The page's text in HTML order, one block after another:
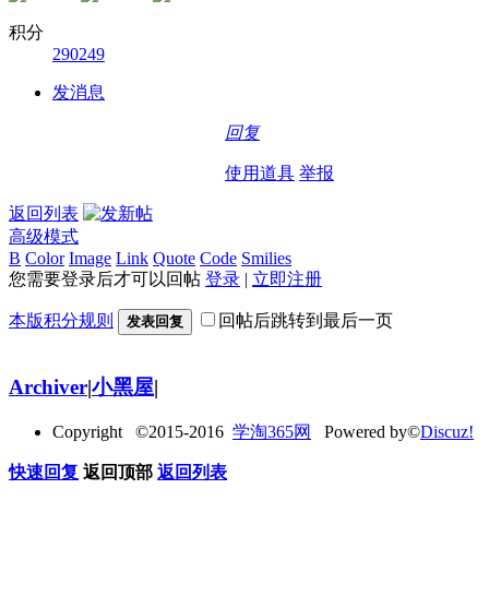
积分
290249
发消息
回复
使用道具 举报
返回列表
高级模式
B Color Image Link Quote Code Smilies
您需要登录后才可以回帖 登录 | 立即注册
本版积分规则 发表回复 回帖后跳转到最后一页
Archiver|小黑屋|
Copyright ©2015-2016 学淘365网 Powered by©Discuz!
快速回复 返回顶部 返回列表